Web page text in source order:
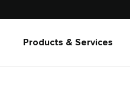
Products & Services